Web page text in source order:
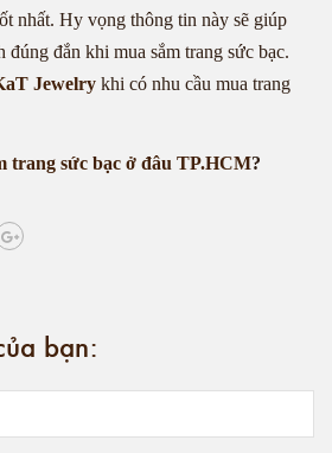
nhất. Hy vọng thông tin này sẽ giúp
đắn khi mua sắm trang sức bạc.
Jewelry khi có nhu cầu mua trang
trang sức bạc ở đâu TP.HCM?
bạn: